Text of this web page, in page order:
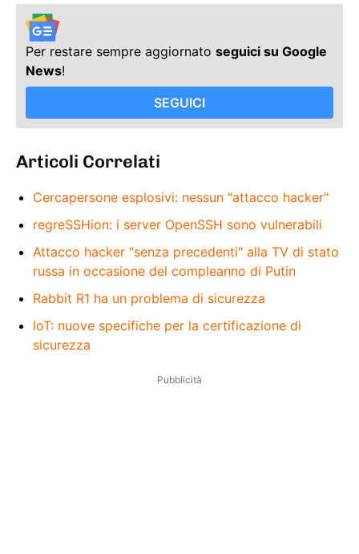
Per restare sempre aggiornato seguici su Google
News!
SEGUICI
Articoli Correlati
Cercapersone esplosivi: nessun "attacco hacker"
regreSSHion: i server OpenSSH sono vulnerabili
Attacco hacker "senza precedenti" alla TV di stato
russa in occasione del compleanno di Putin
Rabbit R1 ha un problema di sicurezza
IoT: nuove specifiche per la certificazione di
sicurezza
Pubblicità